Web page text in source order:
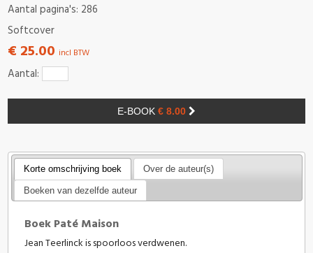
Aantal pagina's: 286
Softcover
€ 25.00 incl BTW
Aantal:
E-BOOK € 8.00
Korte omschrijving boek Over de auteur(s)
Boeken van dezelfde auteur
Boek Paté Maison
Jean Teerlinck is spoorloos verdwenen.